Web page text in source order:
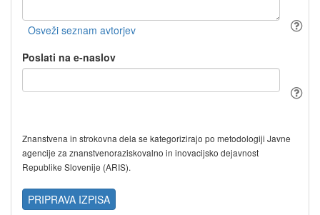
Poslati na e-naslov
Znanstvena in strokovna dela se kategorizirajo po metodologiji Javne
agencije za znanstvenoraziskovalno in inovacijsko dejavnost
Republike Slovenije (ARIS).
PRIPRAVA IZPISA